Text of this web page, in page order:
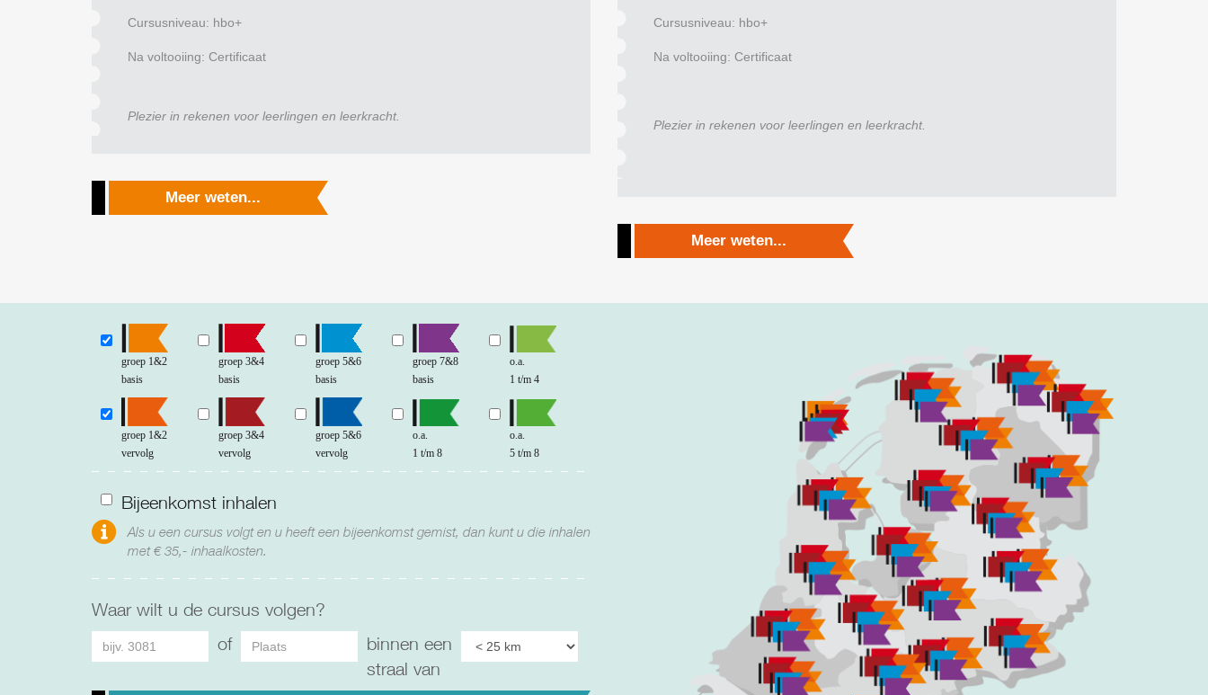
Cursusniveau: hbo+
Na voltooiing: Certificaat
Plezier in rekenen voor leerlingen en leerkracht.
Meer weten...
Cursusniveau: hbo+
Na voltooiing: Certificaat
Plezier in rekenen voor leerlingen en leerkracht.
Meer weten...
groep 1&2
basis
groep 3&4
basis
groep 5&6
basis
groep 7&8
basis
o.a.
1 t/m 4
groep 1&2
vervolg
groep 3&4
vervolg
groep 5&6
vervolg
o.a.
1 t/m 8
o.a.
5 t/m 8
Bijeenkomst inhalen
Als u een cursus volgt en u heeft een bijeenkomst gemist, dan kunt u die inhalen
met € 35,- inhaalkosten.
Waar wilt u de cursus volgen?
of
binnen een
straal van